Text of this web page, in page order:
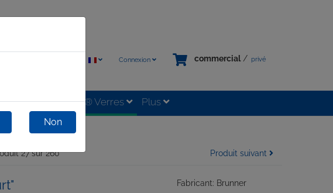
commercial / privé
Connexion
Shot Glastixx® Verres Plus
Non
27 sur 260 Produit suivant
Fabricant: Brunner